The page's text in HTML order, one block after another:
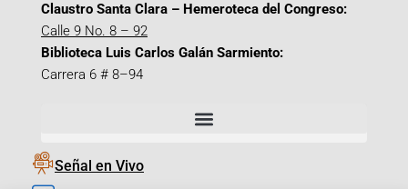
Claustro Santa Clara – Hemeroteca del Congreso:
Calle 9 No. 8 – 92
Biblioteca Luis Carlos Galán Sarmiento:
Carrera 6 # 8–94
Señal en Vivo